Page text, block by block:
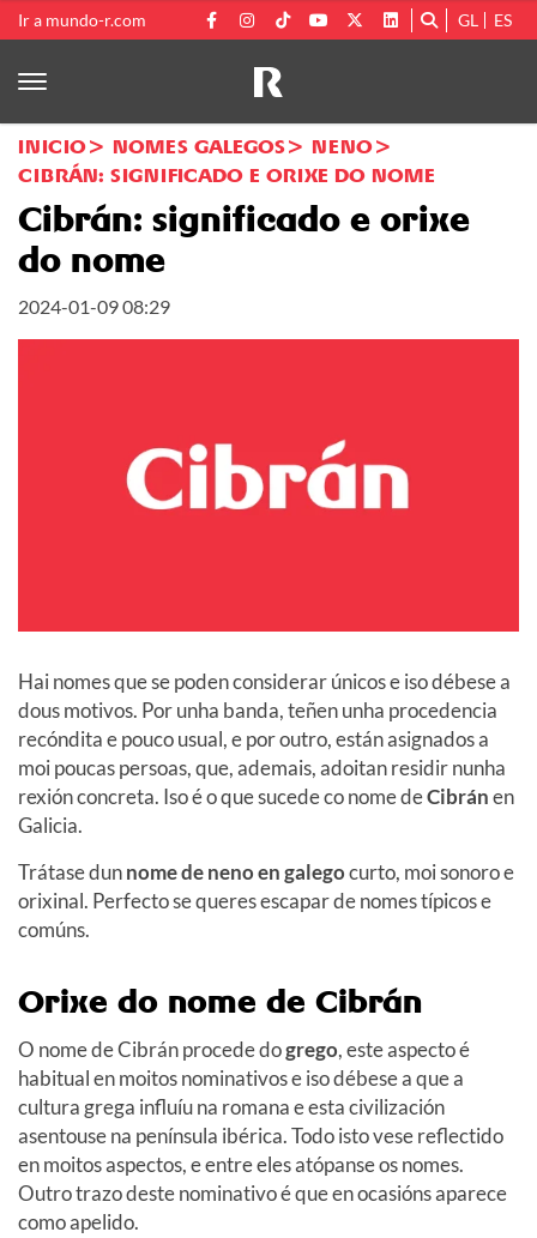
Ir a mundo-r.com GL ES
INICIO NOMES GALEGOS
NENO
CIBRÁN: SIGNIFICADO E ORIXE DO NOME
Cibrán: significado e orixe
do nome
2024-01-09 08:29
Hai nomes que se poden considerar únicos e iso débese a
dous motivos. Por unha banda, teñen unha procedencia
recóndita e pouco usual, e por outro, están asignados a
moi poucas persoas, que, ademais, adoitan residir nunha
rexión concreta. Iso é o que sucede co nome deCibránen
Galicia.
Trátase dunnome de neno en galegocurto, moi sonoro e
orixinal. Perfecto se queres escapar de nomes típicos e
comúns.
Orixe do nome de Cibrán
O nome de Cibrán procede dogrego, este aspecto é
habitual en moitos nominativos e iso débese a que a
cultura grega influíu na romana e esta civilización
asentouse na península ibérica. Todo isto vese reflectido
en moitos aspectos, e entre eles atópanse os nomes.
Outro trazo deste nominativo é que en ocasións aparece
como apelido.